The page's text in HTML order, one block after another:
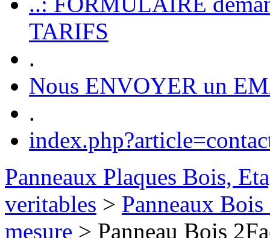
TARIFS
.
Nous ENVOYER un
.
Panneaux Plaques Bois,
veritables > Panneaux
mesure > Panneau Bois